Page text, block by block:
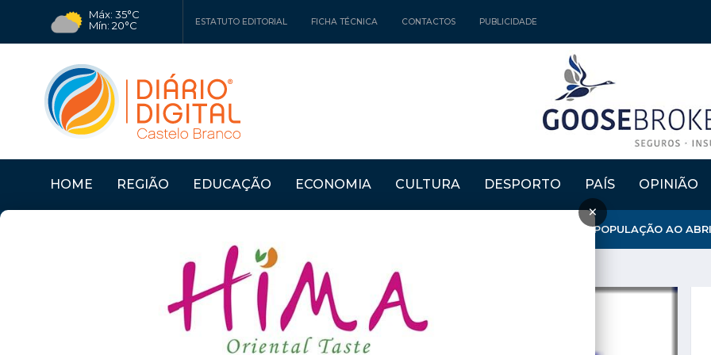
Máx: 35°C
Mín: 20°C
ESTATUTO EDITORIAL FICHA TÉCNICA CONTACTOS PUBLICIDADE
HOME REGIÃO EDUCAÇÃO ECONOMIA CULTURA DESPORTO PAÍS OPINIÃO
×
PROENÇA A NOVA: MUNICÍPIO REFORÇA APOSTA NA FIXAÇÃO DE POPULAÇÃO AO